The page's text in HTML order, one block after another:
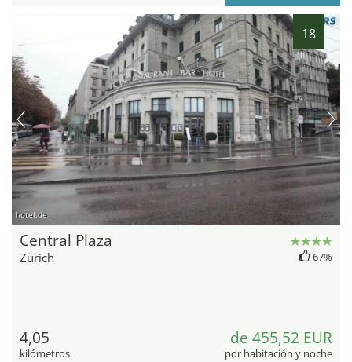
18
hotel.de
Central Plaza
Zürich 67%
4,05
kilómetros
de 455,52 EUR
por habitación y noche